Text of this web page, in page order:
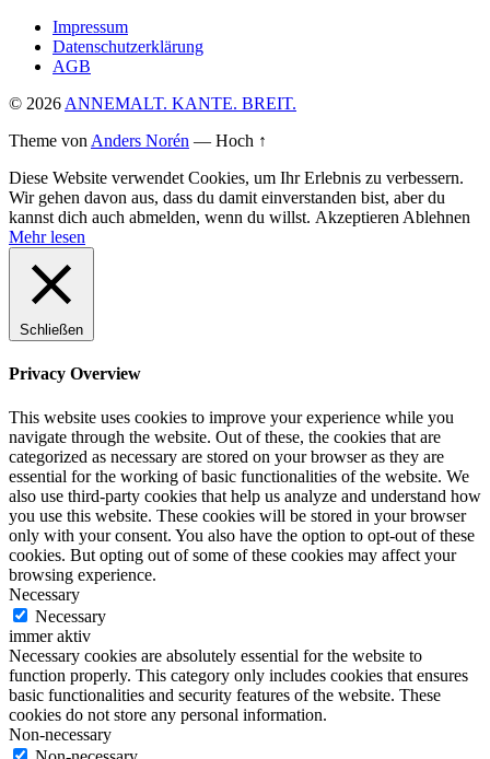
Impressum
Datenschutzerklärung
AGB
© 2026 ANNEMALT. KANTE. BREIT.
Theme von Anders Norén — Hoch ↑
Diese Website verwendet Cookies, um Ihr Erlebnis zu verbessern.
Wir gehen davon aus, dass du damit einverstanden bist, aber du
kannst dich auch abmelden, wenn du willst. Akzeptieren Ablehnen
Mehr lesen
Schließen
Privacy Overview
This website uses cookies to improve your experience while you
navigate through the website. Out of these, the cookies that are
categorized as necessary are stored on your browser as they are
essential for the working of basic functionalities of the website. We
also use third-party cookies that help us analyze and understand how
you use this website. These cookies will be stored in your browser
only with your consent. You also have the option to opt-out of these
cookies. But opting out of some of these cookies may affect your
browsing experience.
Necessary
Necessary
immer aktiv
Necessary cookies are absolutely essential for the website to
function properly. This category only includes cookies that ensures
basic functionalities and security features of the website. These
cookies do not store any personal information.
Non-necessary